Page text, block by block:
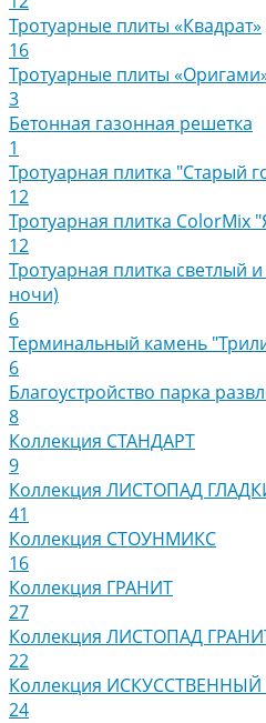
Тротуарные плиты «Квадрат»
16
Тротуарные плиты
3
Бетонная газонная решетка
1
Тротуарная плитка "Старый
12
Тротуарная плитка ColorMix
12
Тротуарная плитка
ночи)
6
Терминальный камень
6
Благоустройство парка
8
Коллекция СТАНДАРТ
9
Коллекция ЛИСТОПАД
41
Коллекция СТОУНМИКС
16
Коллекция ГРАНИТ
27
Коллекция ЛИСТОПАД
22
Коллекция
24